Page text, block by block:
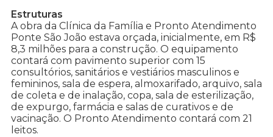
Estruturas
A obra da Clínica da Família e Pronto Atendimento
Ponte São João estava orçada, inicialmente, em R$
8,3 milhões para a construção. O equipamento
contará com pavimento superior com 15
consultórios, sanitários e vestiários masculinos e
femininos, sala de espera, almoxarifado, arquivo, sala
de coleta e de inalação, copa, sala de esterilização,
de expurgo, farmácia e salas de curativos e de
vacinação. O Pronto Atendimento contará com 21
leitos.